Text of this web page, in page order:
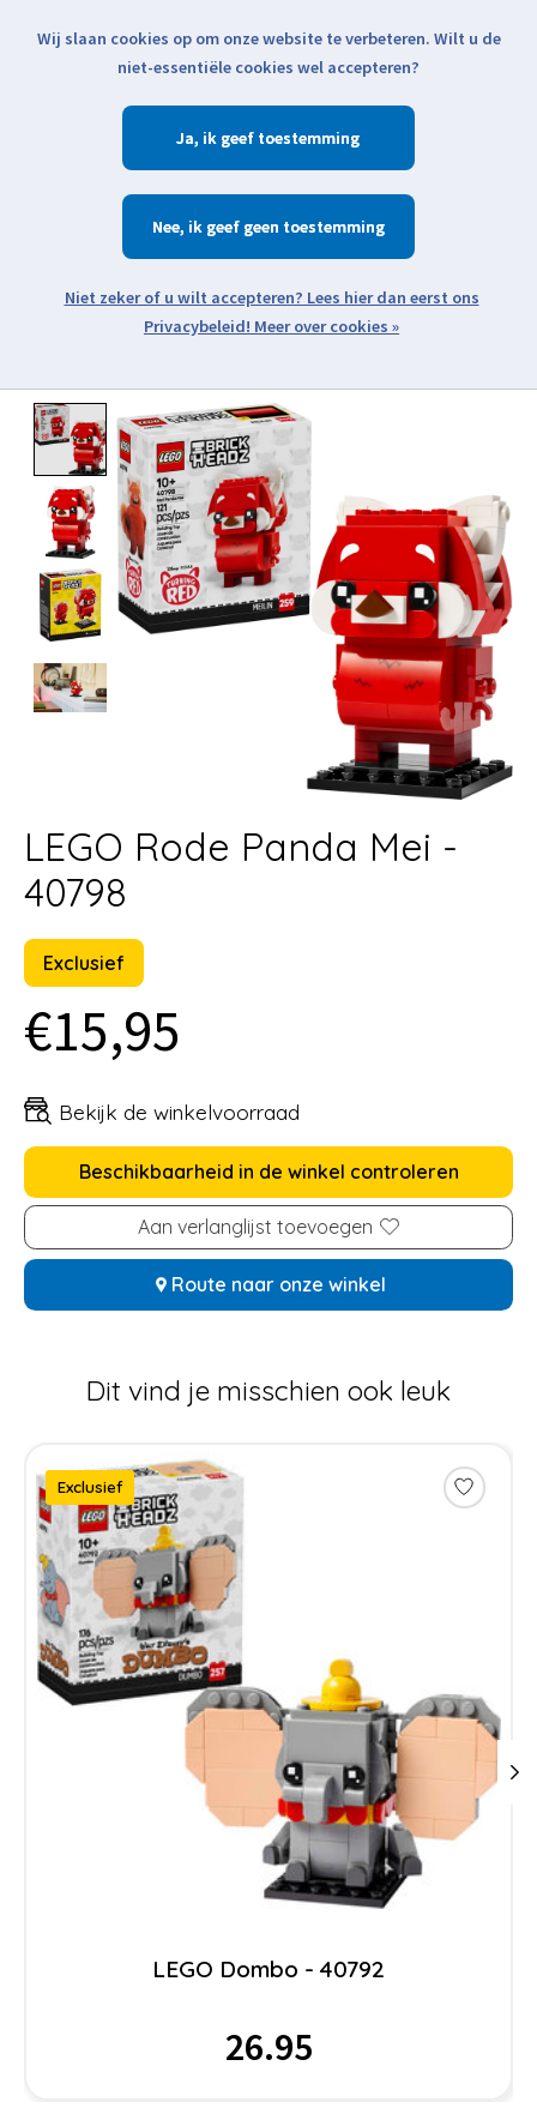
Klik voor actuele verzendinformatie...
Verlanglijst
Zoeken
Open webshop menu
Product image slideshow Items
LEGO Rode Panda Mei -
40798
Exclusief
€15,95
Bekijk de winkelvoorraad
Beschikbaarheid in de winkel controleren
Aan verlanglijst toevoegen
Route naar onze winkel
Dit vind je misschien ook leuk
Items van productcarrousel
Exclusief
LEGO Dombo - 40792
26.95
Wij slaan cookies op om onze website te verbeteren. Wilt u de
niet-essentiële cookies wel accepteren?
Ja
Nee
Meer over cookies »